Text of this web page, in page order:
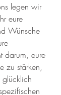
legen wir
eure
Wünsche
darum, eure
zu stärken,
glücklich